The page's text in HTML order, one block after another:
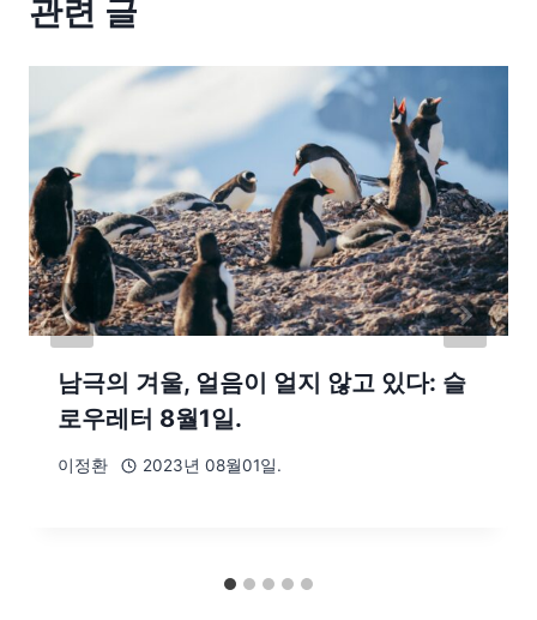
관련 글
남극의 겨울, 얼음이 얼지 않고 있다: 슬
로우레터 8월1일.
이정환 2023년 08월01일.